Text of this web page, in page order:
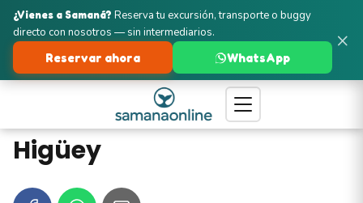
Higüey
×
¿Vienes a Samaná? Reserva tu excursión, transporte o buggy
directo con nosotros — sin intermediarios.
Reservar ahora WhatsApp